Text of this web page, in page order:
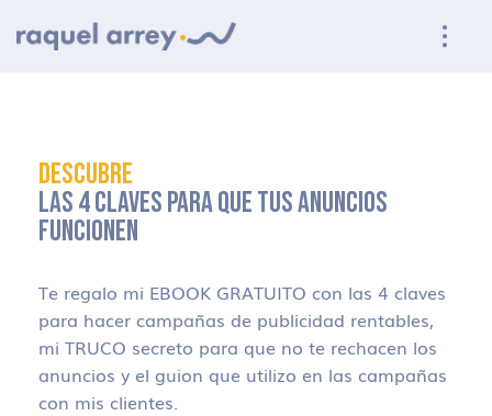
DESCUBRE
LAS 4 CLAVES PARA QUE TUS ANUNCIOS
FUNCIONEN
Te regalo mi EBOOK GRATUITO con las 4 claves
para hacer campañas de publicidad rentables,
mi TRUCO secreto para que no te rechacen los
anuncios y el guion que utilizo en las campañas
con mis clientes.